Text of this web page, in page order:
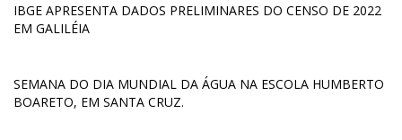
IBGE APRESENTA DADOS PRELIMINARES DO CENSO DE 2022
EM GALILÉIA
SEMANA DO DIA MUNDIAL DA ÁGUA NA ESCOLA HUMBERTO
BOARETO, EM SANTA CRUZ.